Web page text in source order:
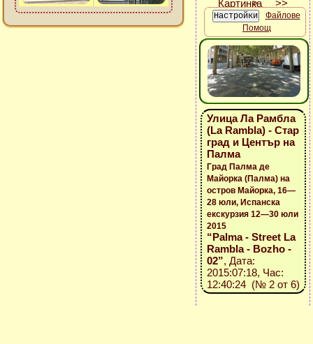
Файлове
Помощ
Улица Ла Рамбла
(La Rambla) - Стар
град и Център на
Палма
Град Палма де
Майорка (Палма) на
остров Майорка, 16—
28 юли, Испанска
екскурзия 12—30 юли
2015
“Palma - Street La
Rambla - Bozho -
02”, Дата:
2015:07:18, Час:
12:40:24 (№ 2 от 6)